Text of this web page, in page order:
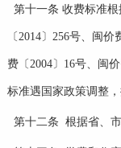
第十一条 收费标准
〔2014〕256号、闽
费〔2004〕16号、闽
标准遇国家政策调整，
第十二条 根据省、